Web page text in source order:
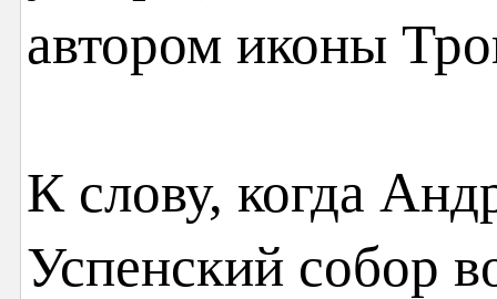
автором иконы
К слову, когда
Успенский собор